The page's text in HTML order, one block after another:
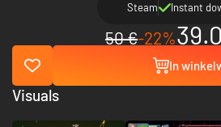
Steam Instant
50 €-22%
In
Visuals